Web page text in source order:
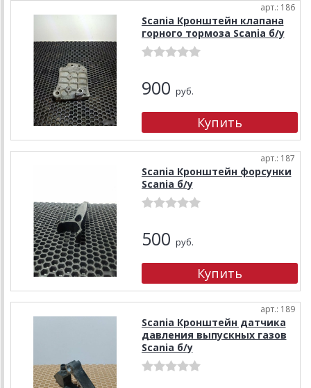
арт.: 186
Scania Кронштейн клапана
горного тормоза Scania б/у
900 руб.
арт.: 187
Scania Кронштейн форсунки
Scania б/у
500 руб.
арт.: 189
Scania Кронштейн датчика
давления выпускных газов
Scania б/у